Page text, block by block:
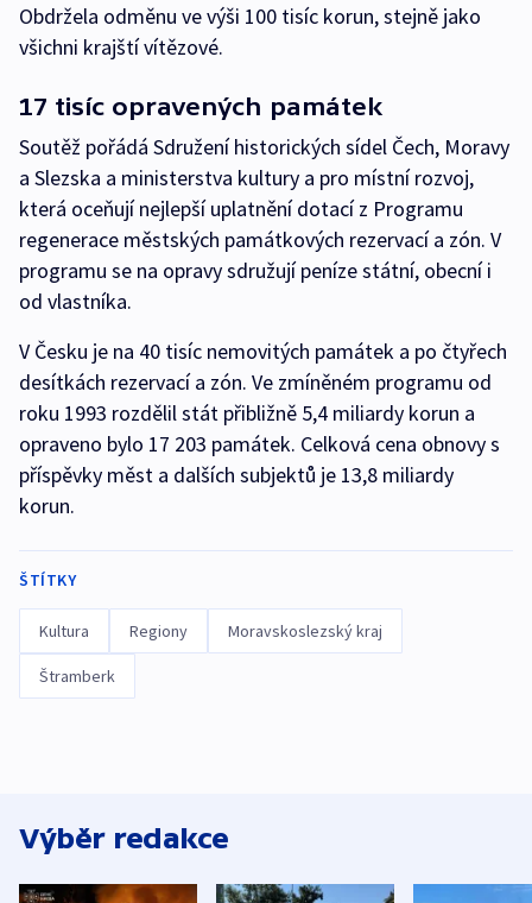
Obdržela odměnu ve výši 100 tisíc korun, stejně jako
všichni krajští vítězové.
17 tisíc opravených památek
Soutěž pořádá Sdružení historických sídel Čech, Moravy
a Slezska a ministerstva kultury a pro místní rozvoj,
která oceňují nejlepší uplatnění dotací z Programu
regenerace městských památkových rezervací a zón. V
programu se na opravy sdružují peníze státní, obecní i
od vlastníka.
V Česku je na 40 tisíc nemovitých památek a po čtyřech
desítkách rezervací a zón. Ve zmíněném programu od
roku 1993 rozdělil stát přibližně 5,4 miliardy korun a
opraveno bylo 17 203 památek. Celková cena obnovy s
příspěvky měst a dalších subjektů je 13,8 miliardy
korun.
ŠTÍTKY
Kultura Regiony Moravskoslezský kraj
Štramberk
Výběr redakce